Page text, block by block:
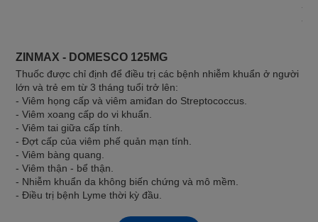
ZINMAX - DOMESCO 125MG
Thuốc được chỉ định để điều trị các bệnh nhiễm khuẩn ở người
lớn và trẻ em từ 3 tháng tuổi trở lên:
- Viêm họng cấp và viêm amiđan do Streptococcus.
- Viêm xoang cấp do vi khuẩn.
- Viêm tai giữa cấp tính.
- Đợt cấp của viêm phế quản mạn tính.
- Viêm bàng quang.
- Viêm thận - bể thận.
- Nhiễm khuẩn da không biến chứng và mô mềm.
- Điều trị bệnh Lyme thời kỳ đầu.
-
-